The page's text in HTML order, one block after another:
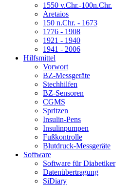
1550 v.Chr.-100n.Chr.
Aretaios
150 n.Chr. - 1673
1776 - 1908
1921 - 1940
1941 - 2006
Hilfsmittel
Vorwort
BZ-Messgeräte
Stechhilfen
BZ-Sensoren
CGMS
Spritzen
Insulin-Pens
Insulinpumpen
Fußkontrolle
Blutdruck-Messgeräte
Software
Software für Diabetiker
Datenübertragung
SiDiary